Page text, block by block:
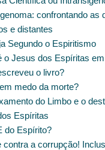
confrontando as
e distantes
Segundo o Espiritismo
Jesus dos Espíritas em
o livro?
medo da morte?
do Limbo e o
Espíritas
Espírito?
a corrupção!